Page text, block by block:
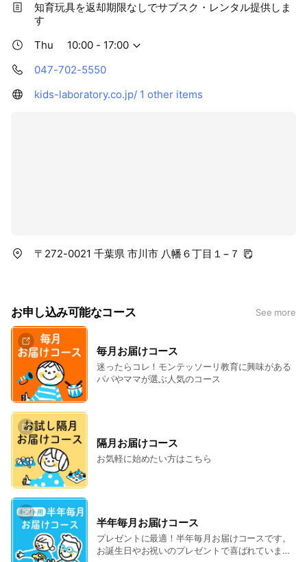
知育玩具を返却期限なしでサブスク・レンタル提供しま
す
Thu
10:00 - 17:00
047-702-5550
kids-laboratory.co.jp/ 1 other items
〒272-0021 千葉県 市川市 八幡６丁目１−７
お申し込み可能なコース See more
毎月お届けコース
迷ったらコレ！モンテッソーリ教育に興味がある
パパやママが選ぶ人気のコース
隔月お届けコース
お気軽に始めたい方はこちら
半年毎月お届けコース
プレゼントに最適！半年毎月お届けコースです。
お誕生日やお祝いのプレゼントで喜ばれていま